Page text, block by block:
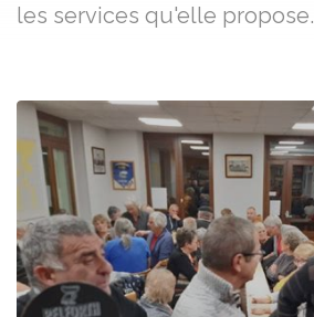
les services qu'elle propose.